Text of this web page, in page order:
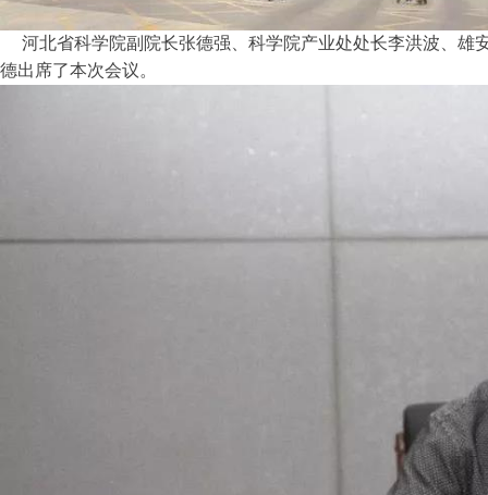
河北省科学院副院长张德强、科学院产业处处长李洪波、雄
德出席了本次会议。